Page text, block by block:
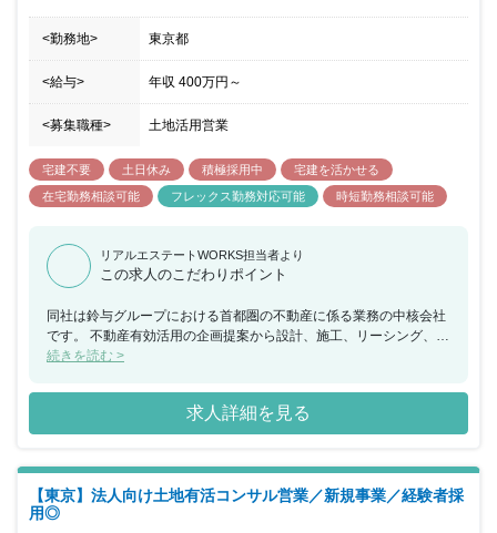
<勤務地> 東京都
<給与> 年収 400万円 ～
<募集職種> 土地活用営業
宅建不要 土日休み 積極採用中
宅建を活かせる
在宅勤務相談可能
フレックス勤務対応可能 時短勤務相談可能
リアルエステートWORKS担当者より
この求人のこだわりポイント
同社は鈴与グループにおける首都圏の不動産に係る業務の中核会社
です。 不動産有効活用の企画提案から設計、施工、リーシング、ビ
ル管理までを一貫して行い、その全てに営業担当としてかかわるこ
頼を得られる仕事で、会社の成長とともに社員個人としても成長で
きる会社です。 当ポジションについて、営業エリアの地権者に対し
持続可能な不動産有効活用コンサルティングを行い、契約の締結に
した３Ｄによる事業化の提案を行います。 長期に及ぶ事業で建築で
の活用が難しいケースでは資産の買い替えや等価交換の提案を行い
提案は建築に限定されません。 所属していただく営業部は20代か
続きを読む >
求人詳細を見る
【東京】法人向け土地有活コンサル営業／新規事業／経験者採
用◎